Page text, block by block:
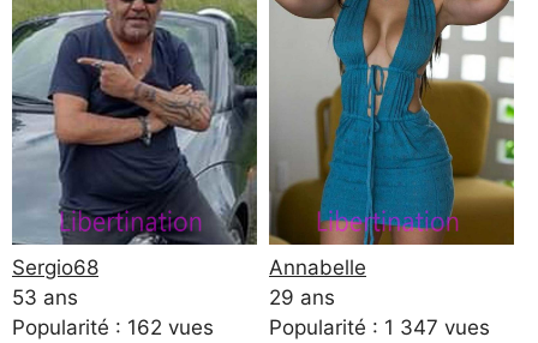
Sergio68
53 ans
Popularité : 162 vues
Annabelle
29 ans
Popularité : 1 347 vues